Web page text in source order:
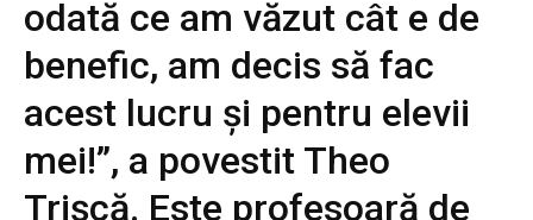
odată ce am văzut cât e de
benefic, am decis să fac
acest lucru și pentru elevii
mei!”, a povestit Theo
Trișcă. Este profesoară de